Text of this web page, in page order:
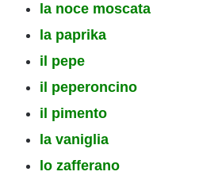
la noce moscata
la paprika
il pepe
il peperoncino
il pimento
la vaniglia
lo zafferano